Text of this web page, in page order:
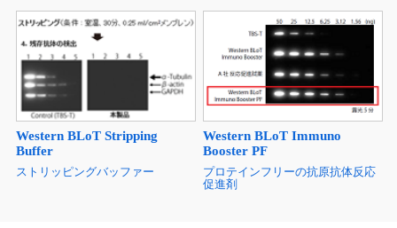
Western BLoT Stripping
Buffer
ストリッピングバッファー
Western BLoT Immuno
Booster PF
プロテインフリーの抗原抗体反応
促進剤